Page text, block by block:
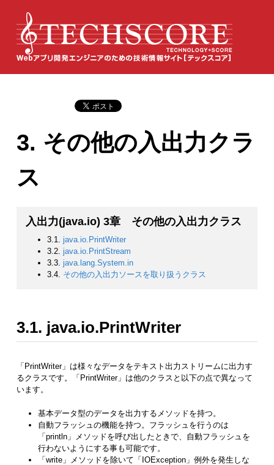
3. その他の入出力クラ
ス
入出力(java.io) 3章 その他の入出力クラス
3.1. java.io.PrintWriter
3.2. java.io.PrintStream
3.3. java.lang.System.in
3.4. その他の入出力ソースを取り扱うクラス
3.1. java.io.PrintWriter
「PrintWriter」は様々なデータをテキスト出力ストリームに出力す
るクラスです。「PrintWriter」は他のクラスと以下の点で異なって
います。
基本データ型のデータを出力するメソッドを持つ。
自動フラッシュの機能を持つ。フラッシュを行うのは
「println」メソッドを呼び出したときで、自動フラッシュを
行わないようにする事も可能です。
「write」メソッドを除いて「IOException」例外を発生しな